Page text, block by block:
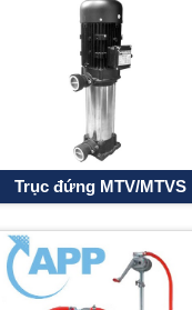
Trục đứng MTV/MTVS